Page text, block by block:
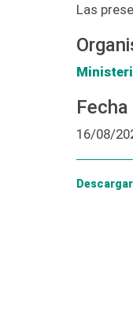
Las
16/08/
Descargar